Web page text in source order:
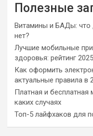
Полезные
Витамины и БАДы: что
нет?
Лучшие мобильные
здоровья: рейтинг
Как оформить
актуальные правила в
Платная и бесплатная
каких случаях
Топ-5 лайфхаков для